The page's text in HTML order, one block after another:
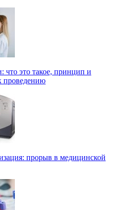
это такое, принцип и
проведению
прорыв в медицинской